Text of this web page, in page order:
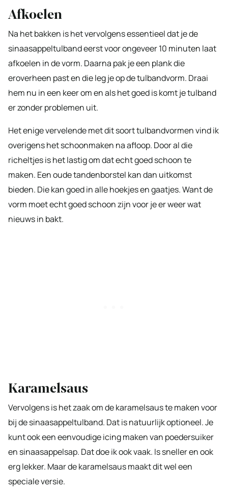
Afkoelen
Na het bakken is het vervolgens essentieel dat je de
sinaasappeltulband eerst voor ongeveer 10 minuten laat
afkoelen in de vorm. Daarna pak je een plank die
eroverheen past en die leg je op de tulbandvorm. Draai
hem nu in een keer om en als het goed is komt je tulband
er zonder problemen uit.
Het enige vervelende met dit soort tulbandvormen vind ik
overigens het schoonmaken na afloop. Door al die
richeltjes is het lastig om dat echt goed schoon te
maken. Een oude tandenborstel kan dan uitkomst
bieden. Die kan goed in alle hoekjes en gaatjes. Want de
vorm moet echt goed schoon zijn voor je er weer wat
nieuws in bakt.
Karamelsaus
Vervolgens is het zaak om de karamelsaus te maken voor
bij de sinaasappeltulband. Dat is natuurlijk optioneel. Je
kunt ook een eenvoudige icing maken van poedersuiker
en sinaasappelsap. Dat doe ik ook vaak. Is sneller en ook
erg lekker. Maar de karamelsaus maakt dit wel een
speciale versie.